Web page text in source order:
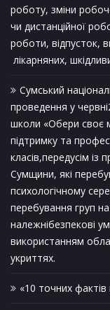
роботу, зміни
чи дистанційної
роботи, відпусток,
лікарняних,
Сумський
проведення у
школи «Обери своє
підтримку та
класів,передусім
Сумщини, які
психологічному
перебування груп на
належнібезпекові
використанням
укриттях.
«10 точних